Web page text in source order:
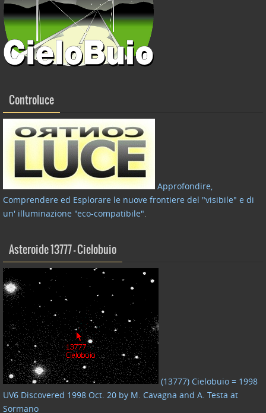
Controluce
Approfondire,
Comprendere ed Esplorare le nuove frontiere del "visibile" e di
un' illuminazione "eco-compatibile".
Asteroide 13777 – Cielobuio
(13777) Cielobuio = 1998
UV6 Discovered 1998 Oct. 20 by M. Cavagna and A. Testa at
Sormano